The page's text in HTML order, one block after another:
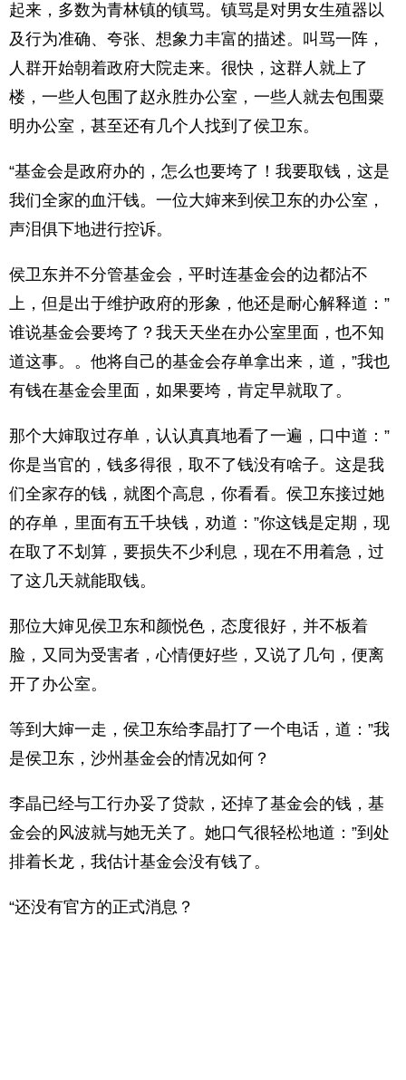
起来，多数为青林镇的镇骂。镇骂是对男女生殖器以
及行为准确、夸张、想象力丰富的描述。叫骂一阵，
人群开始朝着政府大院走来。很快，这群人就上了
楼，一些人包围了赵永胜办公室，一些人就去包围粟
明办公室，甚至还有几个人找到了侯卫东。
“基金会是政府办的，怎么也要垮了！我要取钱，这是
我们全家的血汗钱。一位大婶来到侯卫东的办公室，
声泪俱下地进行控诉。
侯卫东并不分管基金会，平时连基金会的边都沾不
上，但是出于维护政府的形象，他还是耐心解释道：”
谁说基金会要垮了？我天天坐在办公室里面，也不知
道这事。。他将自己的基金会存单拿出来，道，”我也
有钱在基金会里面，如果要垮，肯定早就取了。
那个大婶取过存单，认认真真地看了一遍，口中道：”
你是当官的，钱多得很，取不了钱没有啥子。这是我
们全家存的钱，就图个高息，你看看。侯卫东接过她
的存单，里面有五千块钱，劝道：”你这钱是定期，现
在取了不划算，要损失不少利息，现在不用着急，过
了这几天就能取钱。
那位大婶见侯卫东和颜悦色，态度很好，并不板着
脸，又同为受害者，心情便好些，又说了几句，便离
开了办公室。
等到大婶一走，侯卫东给李晶打了一个电话，道：”我
是侯卫东，沙州基金会的情况如何？
李晶已经与工行办妥了贷款，还掉了基金会的钱，基
金会的风波就与她无关了。她口气很轻松地道：”到处
排着长龙，我估计基金会没有钱了。
“还没有官方的正式消息？